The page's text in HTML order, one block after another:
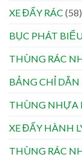
XE ĐẨY RÁC (58)
BỤC PHÁT
THÙNG RÁC
BẢNG CHỈ
THÙNG NHỰA
XE ĐẨY HÀNH
THÙNG RÁC